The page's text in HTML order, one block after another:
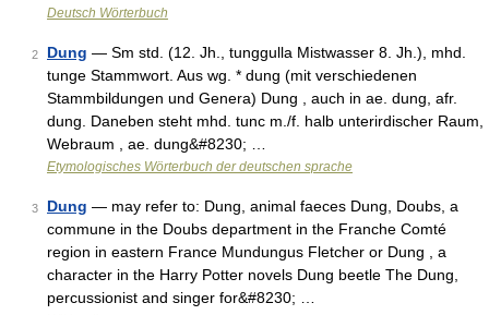
Deutsch Wörterbuch
2 Dung — Sm std. (12. Jh., tunggulla Mistwasser 8. Jh.), mhd.
tunge Stammwort. Aus wg. * dung (mit verschiedenen
Stammbildungen und Genera) Dung , auch in ae. dung, afr.
dung. Daneben steht mhd. tunc m./f. halb unterirdischer Raum,
Webraum , ae. dung&#8230; …
Etymologisches Wörterbuch der deutschen sprache
3 Dung — may refer to: Dung, animal faeces Dung, Doubs, a
commune in the Doubs department in the Franche Comté
region in eastern France Mundungus Fletcher or Dung , a
character in the Harry Potter novels Dung beetle The Dung,
percussionist and singer for&#8230; …